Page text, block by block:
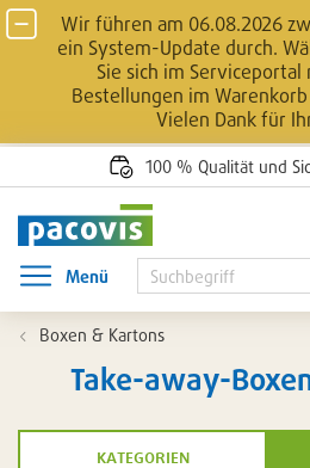
Wir führen am 06.08.2026
ein System-Update durch.
Sie sich im
Bestellungen im
Vielen Dank für
100 % Qualität und
Menü
Menü öffnen
Boxen & Kartons
Take-away-
kategorien